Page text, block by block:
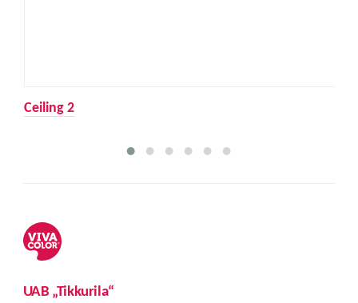
Ceiling 2
UAB „Tikkurila“